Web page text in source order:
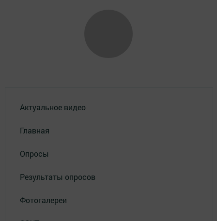
Актуальное видео
Главная
Опросы
Результаты опросов
Фотогалереи